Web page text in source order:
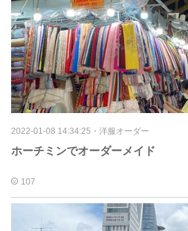
2022-01-08 14:34:25 ・ 洋服オーダー
ホーチミンでオーダーメイド
107